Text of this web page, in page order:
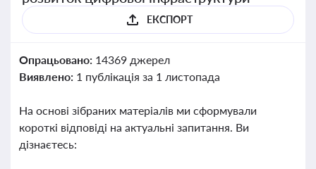
ЕКСПОРТ
Опрацьовано: 14369 джерел
Виявлено: 1 публікація за 1 листопада
На основі зібраних матеріалів ми сформували
короткі відповіді на актуальні запитання. Ви
дізнаєтесь: